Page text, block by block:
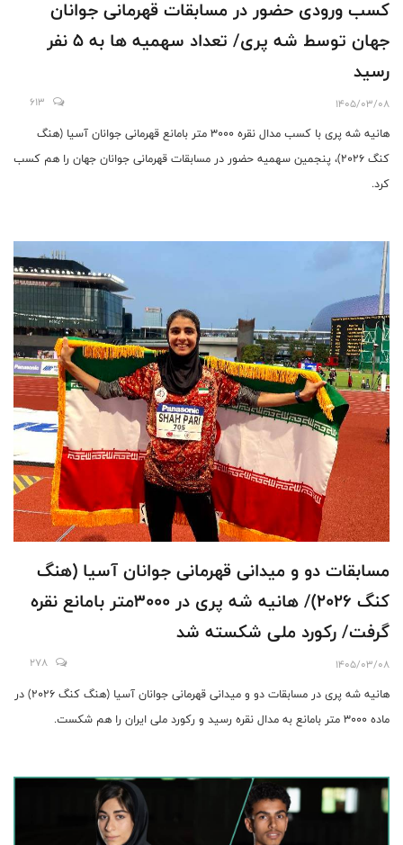
کسب ورودی حضور در مسابقات قهرمانی جوانان
جهان توسط شه پری/ تعداد سهمیه ها به 5 نفر
رسید
1405/03/08
613
هانیه شه پری با کسب مدال نقره 3000 متر بامانع قهرمانی جوانان آسیا (هنگ
کنگ 2026)، پنجمین سهمیه حضور در مسابقات قهرمانی جوانان جهان را هم کسب
کرد.
مسابقات دو و میدانی قهرمانی جوانان آسیا (هنگ
کنگ 2026)/ هانیه شه پری در 3000متر بامانع نقره
گرفت/ رکورد ملی شکسته شد
1405/03/08
278
هانیه شه پری در مسابقات دو و میدانی قهرمانی جوانان آسیا (هنگ کنگ 2026) در
ماده 3000 متر بامانع به مدال نقره رسید و رکورد ملی ایران را هم شکست.